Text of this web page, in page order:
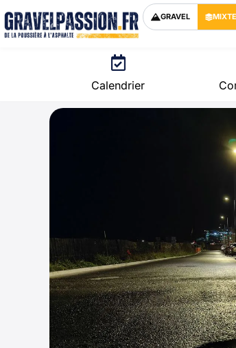
GRAVEL MIXTE
Calendrier